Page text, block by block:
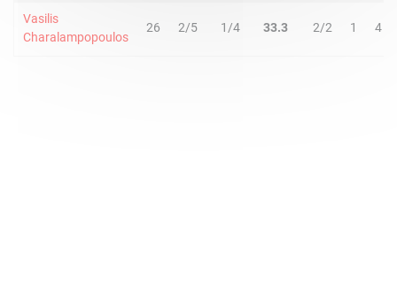
Vasilis
Charalampopoulos
26 2/5 1/4 33.3 2/2 1 4